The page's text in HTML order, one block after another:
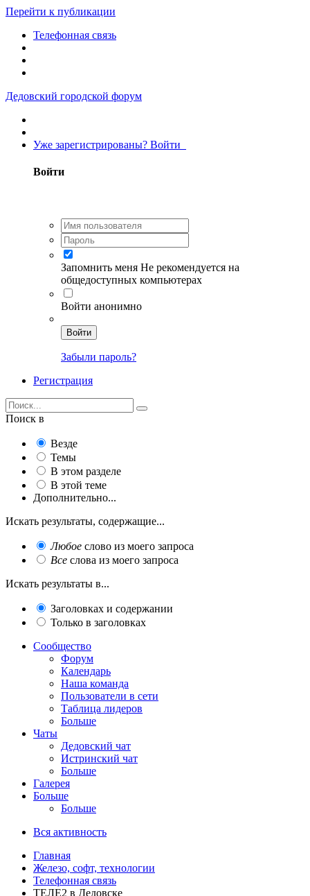
Перейти к публикации
Телефонная связь
Дедовский городской форум
Уже зарегистрированы? Войти
Войти
Запомнить меня Не рекомендуется на
общедоступных компьютерах
Войти анонимно
Войти
Забыли пароль?
Регистрация
Поиск в
Везде
Темы
В этом разделе
В этой теме
Дополнительно...
Искать результаты, содержащие...
Любое слово из моего запроса
Все слова из моего запроса
Искать результаты в...
Заголовках и содержании
Только в заголовках
Сообщество
Форум
Календарь
Наша команда
Пользователи в сети
Таблица лидеров
Больше
Чаты
Дедовский чат
Истринский чат
Больше
Галерея
Больше
Больше
Вся активность
Главная
Железо, софт, технологии
Телефонная связь
ТЕЛЕ2 в Дедовске